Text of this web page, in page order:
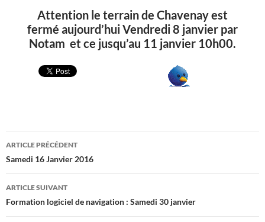
Attention le terrain de Chavenay est
fermé aujourd’hui Vendredi 8 janvier par
Notam et ce jusqu’au 11 janvier 10h00.
Navigation
des
articles
ARTICLE PRÉCÉDENT
Samedi 16 Janvier 2016
ARTICLE SUIVANT
Formation logiciel de navigation : Samedi 30 janvier